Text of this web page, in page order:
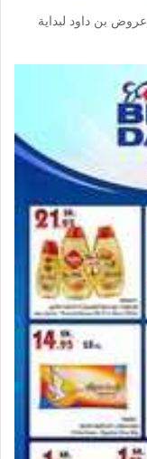
عروض بن داود لبداية العام 7 ربيع الثاني 1438 عروض بن داود لبداية